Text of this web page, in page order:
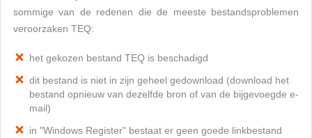
sommige van de redenen die de meeste bestandsproblemen
veroorzaken TEQ:
het gekozen bestand TEQ is beschadigd
dit bestand is niet in zijn geheel gedownload (download het
bestand opnieuw van dezelfde bron of van de bijgevoegde e-
mail)
in "Windows Register" bestaat er geen goede linkbestand